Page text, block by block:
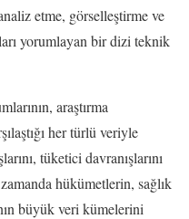
etme, görselleştirme ve
yorumlayan bir dizi teknik
araştırma
her türlü veriyle
tüketici davranışlarını
hükümetlerin, sağlık
büyük veri kümelerini